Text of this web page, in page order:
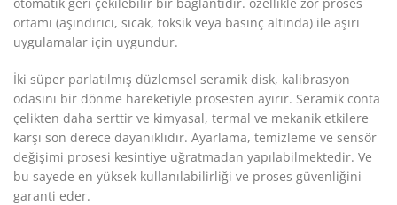
ortamı (aşındırıcı, sıcak, toksik veya basınç altında) ile aşırı
uygulamalar için uygundur.
İki süper parlatılmış düzlemsel seramik disk, kalibrasyon
odasını bir dönme hareketiyle prosesten ayırır. Seramik conta
çelikten daha serttir ve kimyasal, termal ve mekanik etkilere
karşı son derece dayanıklıdır. Ayarlama, temizleme ve sensör
değişimi prosesi kesintiye uğratmadan yapılabilmektedir. Ve
bu sayede en yüksek kullanılabilirliği ve proses güvenliğini
garanti eder.